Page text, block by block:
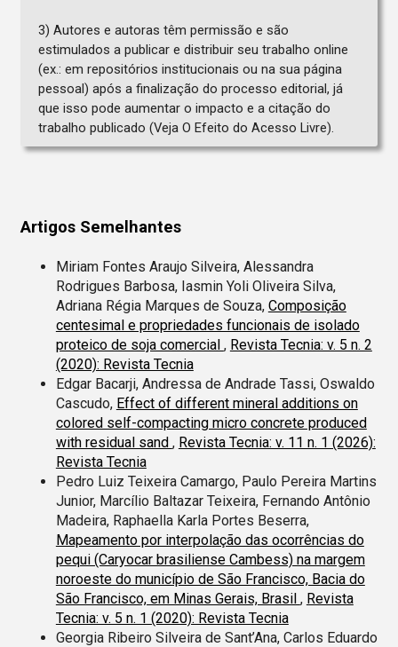
3) Autores e autoras têm permissão e são
estimulados a publicar e distribuir seu trabalho online
(ex.: em repositórios institucionais ou na sua página
pessoal) após a finalização do processo editorial, já
que isso pode aumentar o impacto e a citação do
trabalho publicado (Veja O Efeito do Acesso Livre).
Artigos Semelhantes
Miriam Fontes Araujo Silveira, Alessandra
Rodrigues Barbosa, Iasmin Yoli Oliveira Silva,
Adriana Régia Marques de Souza, Composição
centesimal e propriedades funcionais de isolado
proteico de soja comercial , Revista Tecnia: v. 5 n. 2
(2020): Revista Tecnia
Edgar Bacarji, Andressa de Andrade Tassi, Oswaldo
Cascudo, Effect of different mineral additions on
colored self-compacting micro concrete produced
with residual sand , Revista Tecnia: v. 11 n. 1 (2026):
Revista Tecnia
Pedro Luiz Teixeira Camargo, Paulo Pereira Martins
Junior, Marcílio Baltazar Teixeira, Fernando Antônio
Madeira, Raphaella Karla Portes Beserra,
Mapeamento por interpolação das ocorrências do
pequi (Caryocar brasiliense Cambess) na margem
noroeste do município de São Francisco, Bacia do
São Francisco, em Minas Gerais, Brasil , Revista
Tecnia: v. 5 n. 1 (2020): Revista Tecnia
Georgia Ribeiro Silveira de Sant’Ana, Carlos Eduardo